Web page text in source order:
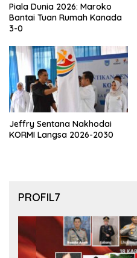
Piala Dunia 2026: Maroko
Bantai Tuan Rumah Kanada
3-0
Jeffry Sentana Nakhodai
KORMI Langsa 2026-2030
PROFIL7